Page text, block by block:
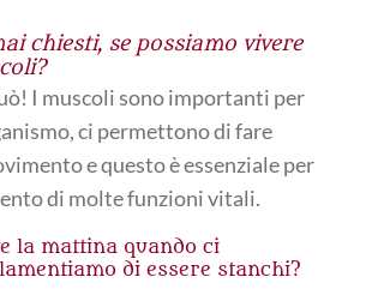
chiesti, se possiamo vivere
I muscoli sono importanti per
ci permettono di fare
e questo è essenziale per
di molte funzioni vitali.
la mattina quando ci
di essere stanchi?